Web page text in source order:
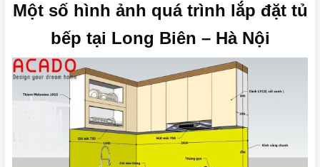
Một số hình ảnh quá trình lắp đặt tủ
bếp tại Long Biên – Hà Nội